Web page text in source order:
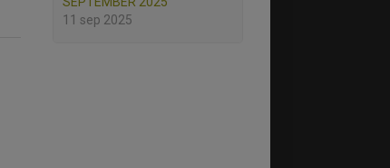
11 sep 2025